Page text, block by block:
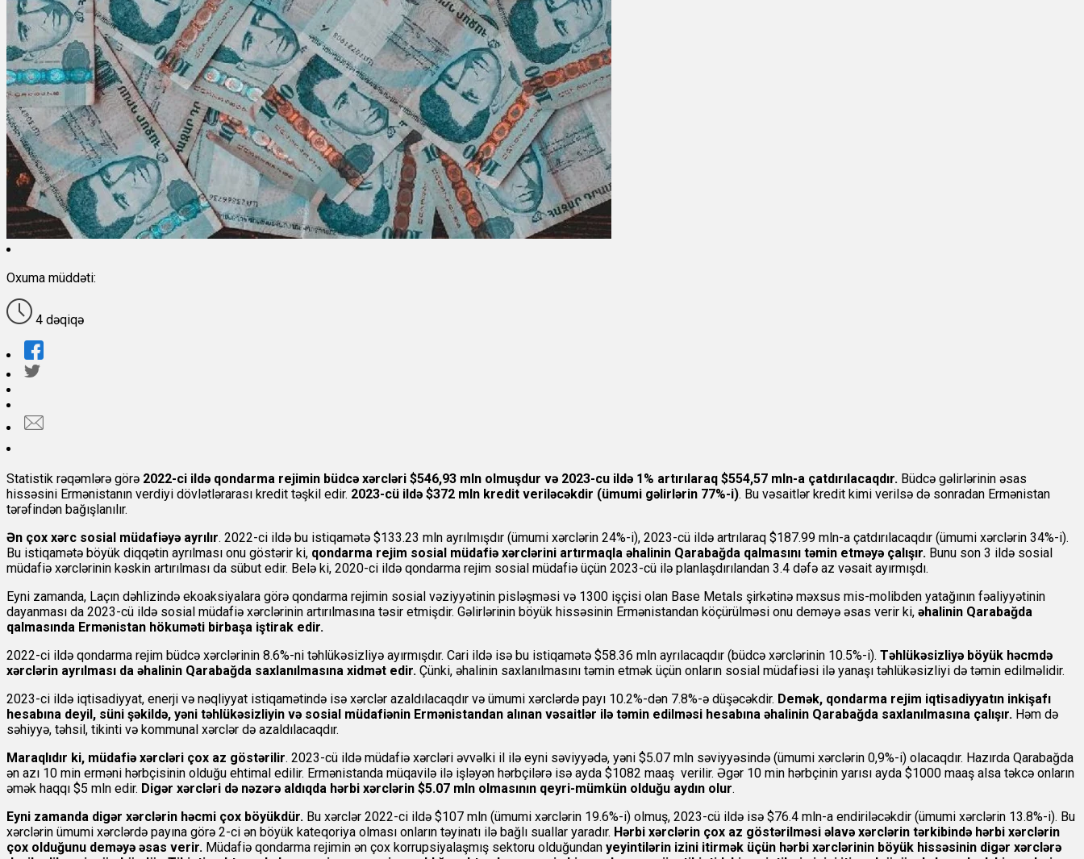
Oxuma müddəti:
4 dəqiqə
Statistik rəqəmlərə görə 2022-ci ildə qondarma rejimin büdcə xərcləri $546,93 mln olmuşdur və 2023-cu ildə 1% artırılaraq $554,57 mln-a çatdırılacaqdır. Büdcə gəlirlərinin əsas
hissəsini Ermənistanın verdiyi dövlətlərarası kredit təşkil edir. 2023-cü ildə $372 mln kredit veriləcəkdir (ümumi gəlirlərin 77%-i). Bu vəsaitlər kredit kimi verilsə də sonradan Ermənistan
tərəfindən bağışlanılır.
Ən çox xərc sosial müdafiəyə ayrılır. 2022-ci ildə bu istiqamətə $133.23 mln ayrılmışdır (ümumi xərclərin 24%-i), 2023-cü ildə artrılaraq $187.99 mln-a çatdırılacaqdır (ümumi xərclərin 34%-i).
Bu istiqamətə böyük diqqətin ayrılması onu göstərir ki, qondarma rejim sosial müdafiə xərclərini artırmaqla əhalinin Qarabağda qalmasını təmin etməyə çalışır. Bunu son 3 ildə sosial
müdafiə xərclərinin kəskin artırılması da sübut edir. Belə ki, 2020-ci ildə qondarma rejim sosial müdafiə üçün 2023-cü ilə planlaşdırılandan 3.4 dəfə az vəsait ayırmışdı.
Eyni zamanda, Laçın dəhlizində ekoaksiyalara görə qondarma rejimin sosial vəziyyətinin pisləşməsi və 1300 işçisi olan Base Metals şirkətinə məxsus mis-molibden yatağının fəaliyyətinin
dayanması da 2023-cü ildə sosial müdafiə xərclərinin artırılmasına təsir etmişdir. Gəlirlərinin böyük hissəsinin Ermənistandan köçürülməsi onu deməyə əsas verir ki, əhalinin Qarabağda
qalmasında Ermənistan hökuməti birbaşa iştirak edir.
2022-ci ildə qondarma rejim büdcə xərclərinin 8.6%-ni təhlükəsizliyə ayırmışdır. Cari ildə isə bu istiqamətə $58.36 mln ayrılacaqdır (büdcə xərclərinin 10.5%-i). Təhlükəsizliyə böyük həcmdə
xərclərin ayrılması da əhalinin Qarabağda saxlanılmasına xidmət edir. Çünki, əhalinin saxlanılmasını təmin etmək üçün onların sosial müdafiəsi ilə yanaşı təhlükəsizliyi də təmin edilməlidir.
2023-ci ildə iqtisadiyyat, enerji və nəqliyyat istiqamətində isə xərclər azaldılacaqdır və ümumi xərclərdə payı 10.2%-dən 7.8%-ə düşəcəkdir. Demək, qondarma rejim iqtisadiyyatın inkişafı
hesabına deyil, süni şəkildə, yəni təhlükəsizliyin və sosial müdafiənin Ermənistandan alınan vəsaitlər ilə təmin edilməsi hesabına əhalinin Qarabağda saxlanılmasına çalışır. Həm də
səhiyyə, təhsil, tikinti və kommunal xərclər də azaldılacaqdır.
Maraqlıdır ki, müdafiə xərcləri çox az göstərilir. 2023-cü ildə müdafiə xərcləri əvvəlki il ilə eyni səviyyədə, yəni $5.07 mln səviyyəsində (ümumi xərclərin 0,9%-i) olacaqdır. Hazırda Qarabağda
ən azı 10 min erməni hərbçisinin olduğu ehtimal edilir. Ermənistanda müqavilə ilə işləyən hərbçilərə isə ayda $1082 maaş verilir. Əgər 10 min hərbçinin yarısı ayda $1000 maaş alsa təkcə onların
əmək haqqı $5 mln edir. Digər xərcləri də nəzərə aldıqda hərbi xərclərin $5.07 mln olmasının qeyri-mümkün olduğu aydın olur.
Eyni zamanda digər xərclərin həcmi çox böyükdür. Bu xərclər 2022-ci ildə $107 mln (ümumi xərclərin 19.6%-i) olmuş, 2023-cü ildə isə $76.4 mln-a endiriləcəkdir (ümumi xərclərin 13.8%-i). Bu
xərclərin ümumi xərclərdə payına görə 2-ci ən böyük kateqoriya olması onların təyinatı ilə bağlı suallar yaradır. Hərbi xərclərin çox az göstərilməsi əlavə xərclərin tərkibində hərbi xərclərin
çox olduğunu deməyə əsas verir. Müdafiə qondarma rejimin ən çox korrupsiyalaşmış sektoru olduğundan yeyintilərin izini itirmək üçün hərbi xərclərinin böyük hissəsinin digər xərclərə